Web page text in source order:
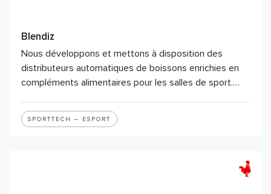
Blendiz
Nous développons et mettons à disposition des
distributeurs automatiques de boissons enrichies en
compléments alimentaires pour les salles de sport.…
SPORTTECH – ESPORT